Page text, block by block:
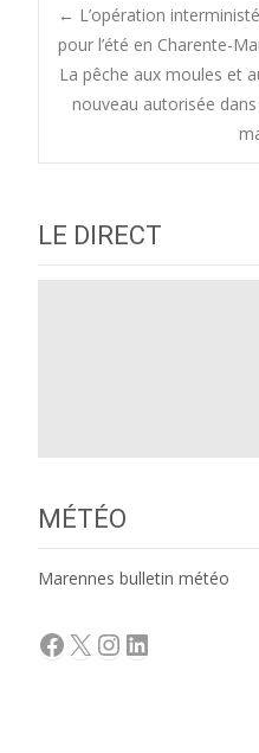
Post
← L’opération
pour l’été en Charente-
La pêche aux moules et
nouveau autorisée
LE DIRECT
MÉTÉO
Marennes bulletin météo
Facebook
X Instagram
LinkedIn